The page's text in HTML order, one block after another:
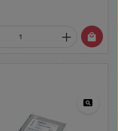
gombokat a vagy
Adja